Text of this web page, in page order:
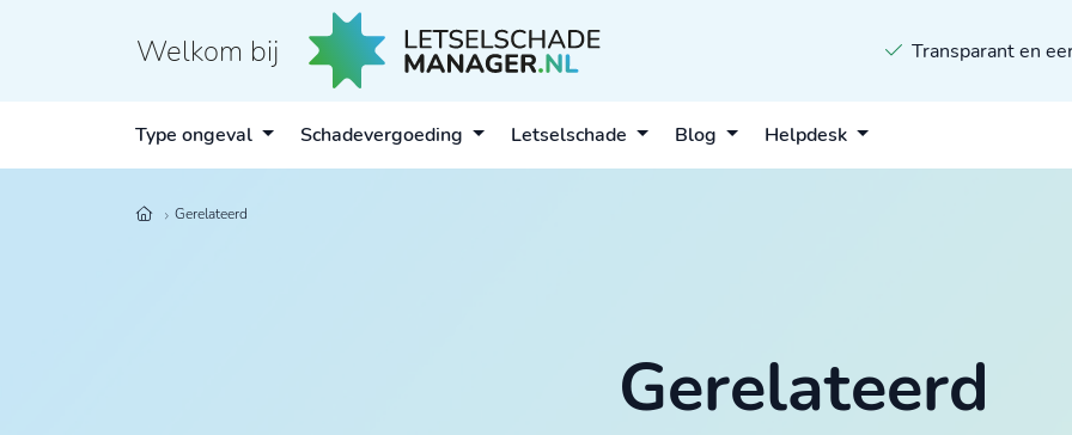
Welkom bij Transparant en
Type ongeval Schadevergoeding Letselschade Blog Helpdesk
Gerelateerd
Gerelateerd